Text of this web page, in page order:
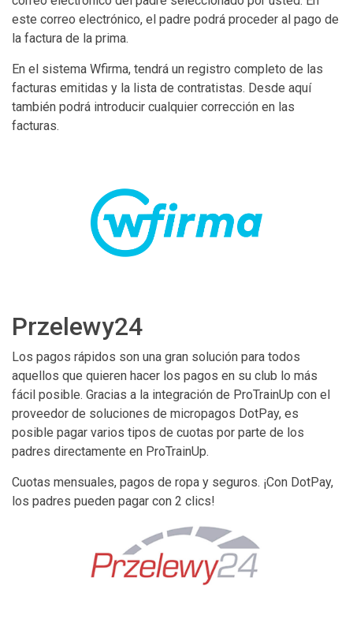
este correo electrónico, el padre podrá proceder al pago de
la factura de la prima.
En el sistema Wfirma, tendrá un registro completo de las
facturas emitidas y la lista de contratistas. Desde aquí
también podrá introducir cualquier corrección en las
facturas.
Przelewy24
Los pagos rápidos son una gran solución para todos
aquellos que quieren hacer los pagos en su club lo más
fácil posible. Gracias a la integración de ProTrainUp con el
proveedor de soluciones de micropagos DotPay, es
posible pagar varios tipos de cuotas por parte de los
padres directamente en ProTrainUp.
Cuotas mensuales, pagos de ropa y seguros. ¡Con DotPay,
los padres pueden pagar con 2 clics!